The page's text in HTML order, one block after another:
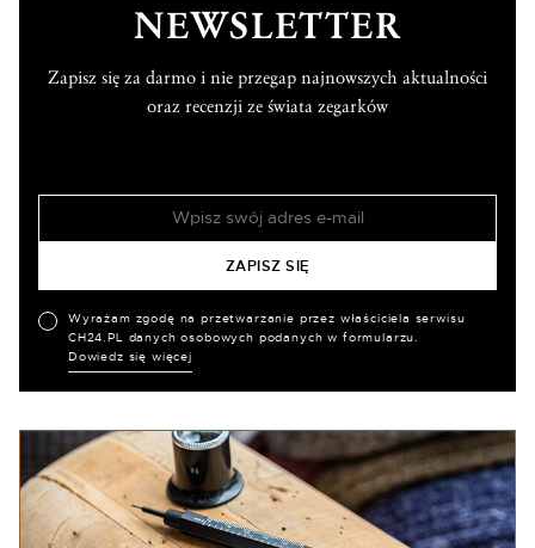
NEWSLETTER
Zapisz się za darmo i nie przegap najnowszych aktualności
oraz recenzji ze świata zegarków
Wyrażam zgodę na przetwarzanie przez właściciela serwisu
CH24.PL danych osobowych podanych w formularzu.
Dowiedz się więcej